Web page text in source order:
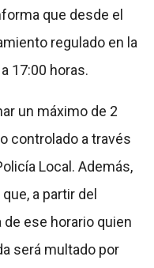
que desde el
regulado en la
17:00 horas.
un máximo de 2
controlado a través
Local. Además,
a partir del
ese horario quien
será multado por